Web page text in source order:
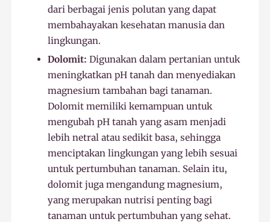
dari berbagai jenis polutan yang dapat
membahayakan kesehatan manusia dan
lingkungan.
Dolomit: Digunakan dalam pertanian untuk
meningkatkan pH tanah dan menyediakan
magnesium tambahan bagi tanaman.
Dolomit memiliki kemampuan untuk
mengubah pH tanah yang asam menjadi
lebih netral atau sedikit basa, sehingga
menciptakan lingkungan yang lebih sesuai
untuk pertumbuhan tanaman. Selain itu,
dolomit juga mengandung magnesium,
yang merupakan nutrisi penting bagi
tanaman untuk pertumbuhan yang sehat.